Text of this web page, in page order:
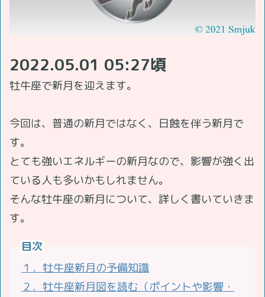
2022.05.01 05:27頃
牡牛座で新月を迎えます。
今回は、普通の新月ではなく、日蝕を伴う新月で
す。
とても強いエネルギーの新月なので、影響が強く出
ている人も多いかもしれません。
そんな牡牛座の新月について、詳しく書いていきま
す。
目次
１．牡牛座新月の予備知識
２．牡牛座新月図を読む（ポイントや影響・